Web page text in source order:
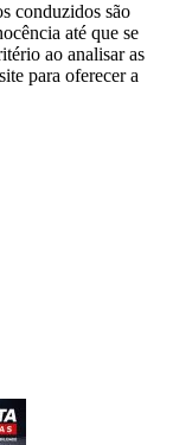
conduzidos são
até que se
ao analisar as
para oferecer a